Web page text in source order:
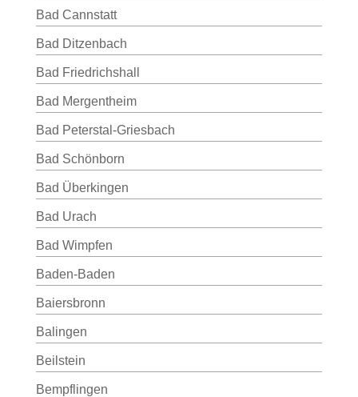
Bad Cannstatt
Bad Ditzenbach
Bad Friedrichshall
Bad Mergentheim
Bad Peterstal-Griesbach
Bad Schönborn
Bad Überkingen
Bad Urach
Bad Wimpfen
Baden-Baden
Baiersbronn
Balingen
Beilstein
Bempflingen